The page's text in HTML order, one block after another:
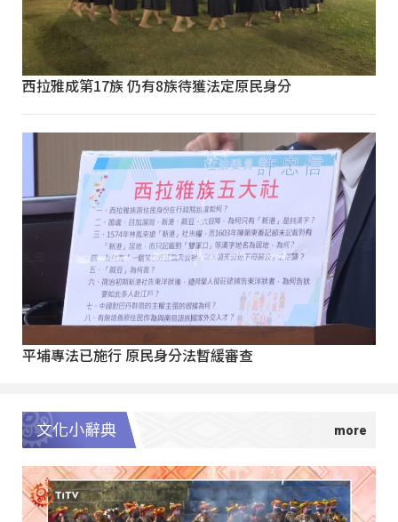
西拉雅成第17族 仍有8族待獲法定原民身分
平埔專法已施行 原民身分法暫緩審查
文化小辭典